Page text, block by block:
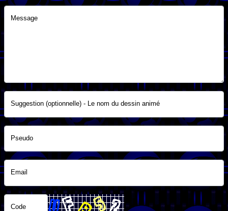
Message
Suggestion (optionnelle) - Le nom du dessin animé
Pseudo
Email
Code